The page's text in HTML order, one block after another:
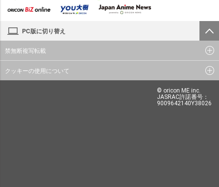
PC版に切り替え
禁無断複写転載
クッキーの使用について
© oricon ME inc.
JASRAC許諾番号：
9009642140Y38026